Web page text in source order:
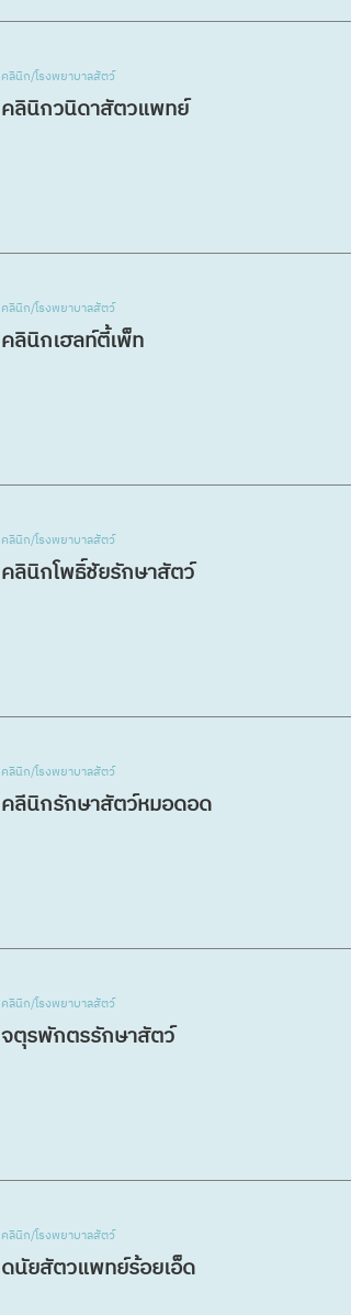
คลินิก/โรงพยาบาลสัตว์
คลินิกวนิดาสัตวแพทย์
คลินิก/โรงพยาบาลสัตว์
คลินิกเฮลท์ตี้เพ็ท
คลินิก/โรงพยาบาลสัตว์
คลินิกโพธิ์ชัยรักษาสัตว์
คลินิก/โรงพยาบาลสัตว์
คลีนิกรักษาสัตว์หมอดอด
คลินิก/โรงพยาบาลสัตว์
จตุรพักตรรักษาสัตว์
คลินิก/โรงพยาบาลสัตว์
ดนัยสัตวแพทย์ร้อยเอ็ด